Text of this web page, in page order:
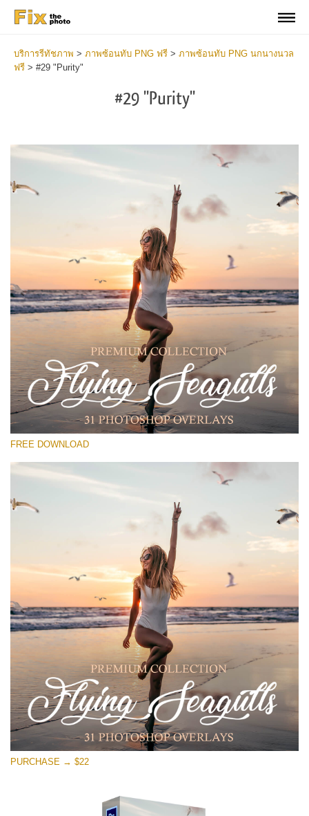
บริการรีทัชภาพ > ภาพซ้อนทับ PNG ฟรี > ภาพซ้อนทับ PNG นกนางนวล
ฟรี > #29 "Purity"
#29 "Purity"
โปรดเลือก
Free PNG Overlay #29
Small 800*533px
Flying Seagulls
(31 Overlays)
Sunlight Collection
(290 Overlays)
(1783 Overlays)
Large 6000*4000px
ดาวน์โหลดฟรี
FREE DOWNLOAD
PURCHASE → $22